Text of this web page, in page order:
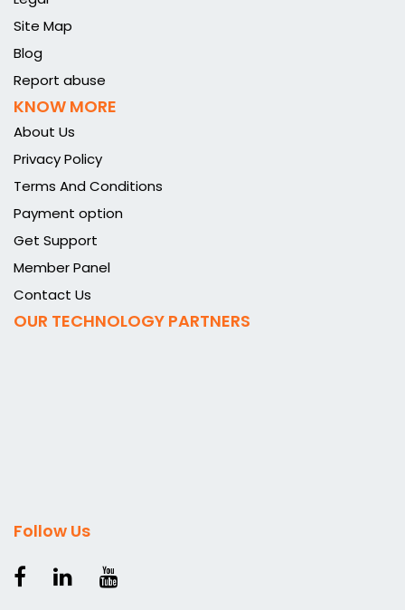
Site Map
Blog
Report abuse
KNOW MORE
About Us
Privacy Policy
Terms And Conditions
Payment option
Get Support
Member Panel
Contact Us
OUR TECHNOLOGY PARTNERS
Follow Us